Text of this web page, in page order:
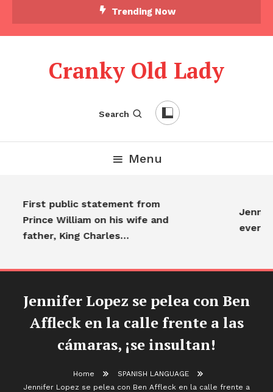
Trending Now
Cranky Old Lady
Search
Menu
First public statement from
Prince William on his wife and
father, King Charles…
Jennifer Lopez se pelea con Ben
Affleck en la calle frente a las
cámaras, ¡se insultan!
Home
SPANISH LANGUAGE
Jennifer Lopez se pelea con Ben Affleck en la calle frente a